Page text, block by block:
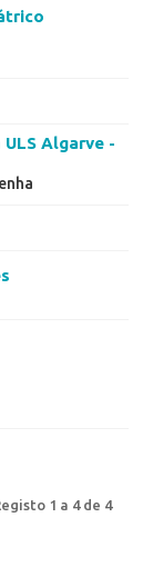
Algarve -
1 a 4 de 4